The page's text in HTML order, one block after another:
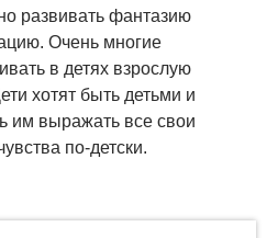
развивать фантазию
Очень многие
в детях взрослую
хотят быть детьми и
им выражать все свои
по-детски.